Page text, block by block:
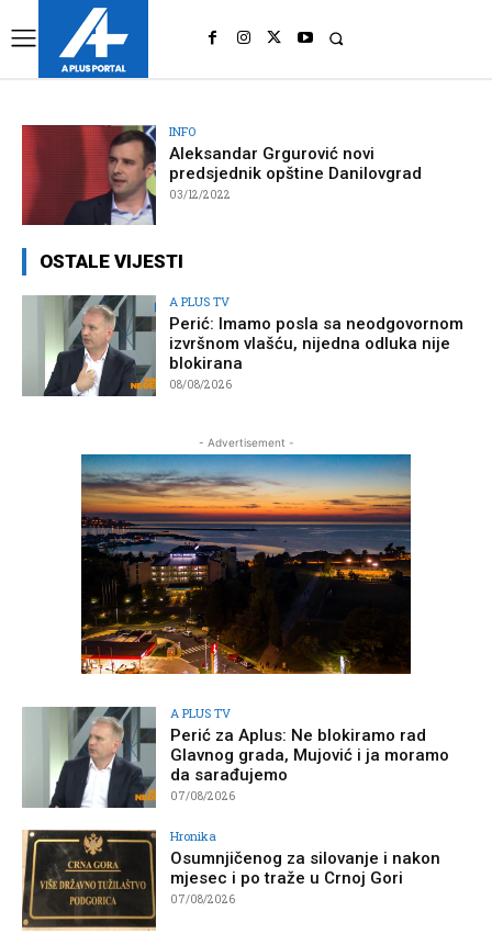
INFO
Aleksandar Grgurović novi
predsjednik opštine Danilovgrad
03/12/2022
OSTALE VIJESTI
A PLUS TV
Perić: Imamo posla sa neodgovornom
izvršnom vlašću, nijedna odluka nije
blokirana
08/08/2026
- Advertisement -
A PLUS TV
Perić za Aplus: Ne blokiramo rad
Glavnog grada, Mujović i ja moramo
da sarađujemo
07/08/2026
Hronika
Osumnjičenog za silovanje i nakon
mjesec i po traže u Crnoj Gori
07/08/2026